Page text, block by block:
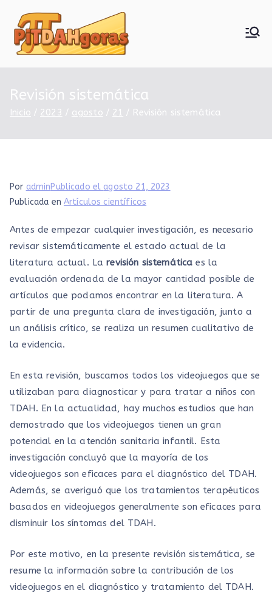
contenido
Revisión sistemática
Inicio 2023 agosto 21 Revisión sistemática
Por adminPublicado el agosto 21, 2023
Publicada en Artículos científicos
Antes de empezar cualquier investigación, es necesario
revisar sistemáticamente el estado actual de la
literatura actual. Larevisión sistemática es la
evaluación ordenada de la mayor cantidad posible de
artículos que podamos encontrar en la literatura. A
partir de una pregunta clara de investigación, junto a
un análisis crítico, se realiza un resumen cualitativo de
la evidencia.
En esta revisión, buscamos todos los videojuegos que se
utilizaban para diagnosticar y para tratar a niños con
TDAH. En la actualidad, hay muchos estudios que han
demostrado que los videojuegos tienen un gran
potencial en la atención sanitaria infantil. Esta
investigación concluyó que la mayoría de los
videojuegos son eficaces para el diagnóstico del TDAH.
Además, se averiguó que los tratamientos terapéuticos
basados en videojuegos generalmente son eficaces para
disminuir los síntomas del TDAH.
Por este motivo, en la presente revisión sistemática, se
resume la información sobre la contribución de los
videojuegos en el diagnóstico y tratamiento del TDAH.